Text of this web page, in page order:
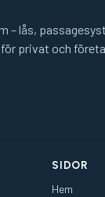
– lås,
privat och
SIDOR
Hem